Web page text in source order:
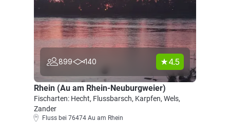
899 140 4.5
Rhein (Au am Rhein-Neuburgweier)
Fischarten: Hecht, Flussbarsch, Karpfen, Wels,
Zander
Fluss bei 76474 Au am Rhein